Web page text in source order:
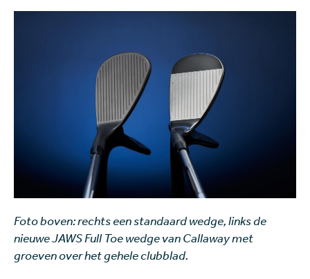
Foto boven: rechts een standaard wedge, links de
nieuwe JAWS Full Toe wedge van Callaway met
groeven over het gehele clubblad.